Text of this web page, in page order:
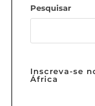
Pesquisar
Inscreva-se
África